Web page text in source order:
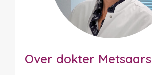
Over dokter Metsaars